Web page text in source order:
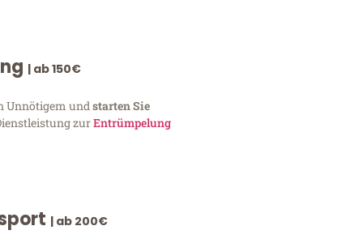
| ab 150€
Unnötigem undstarten Sie
zurEntrümpelung
| ab 200€